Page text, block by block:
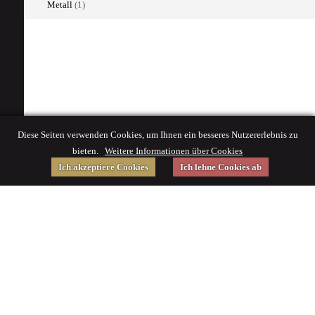
Metall (1)
Diese Seiten verwenden Cookies, um Ihnen ein besseres Nutzererlebnis zu
bieten. Weitere Informationen über Cookies
Ich akzeptiere Cookies
Ich lehne Cookies ab